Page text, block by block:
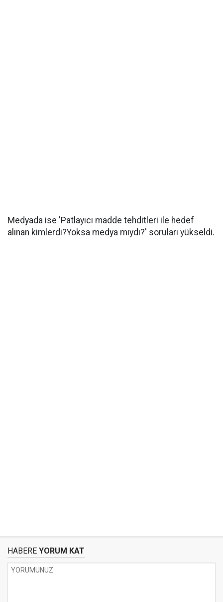
Medyada ise 'Patlayıcı madde tehditleri ile hedef
alınan kimlerdi?Yoksa medya mıydı?' soruları yükseldi.
HABERE YORUM KAT